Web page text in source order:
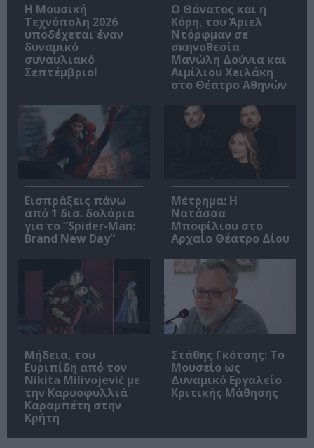
Η Μουσική
Τεχνόπολη 2026
υποδέχεται έναν
δυναμικό
συναυλιακό
Σεπτέμβριο!
Ο Θάνατος και η
Κόρη, του Άριελ
Ντόρφμαν σε
σκηνοθεσία
Μανώλη Δούνια και
Αιμίλιου Χειλάκη
στο Θέατρο Αθηνών
Εισπράξεις πάνω
από 1 δισ. δολάρια
για το “Spider-Man:
Brand New Day”
Μέτρημα: Η
Νατάσσα
Μποφίλιου στο
Αρχαίο Θέατρο Δίου
Μήδεια, του
Ευριπίδη από τον
Nikita Milivojević με
την Καρυοφυλλιά
Καραμπέτη στην
Κρήτη
Στάθης Γκότσης: Το
Μουσείο ως
Δυναμικό Εργαλείο
Κριτικής Μάθησης